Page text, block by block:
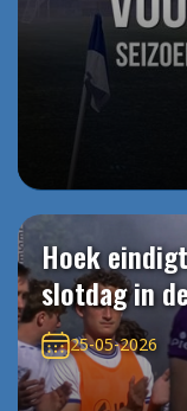
Hoek
slotdag in
25-05-2026